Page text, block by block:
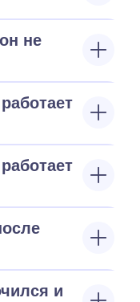
не
и